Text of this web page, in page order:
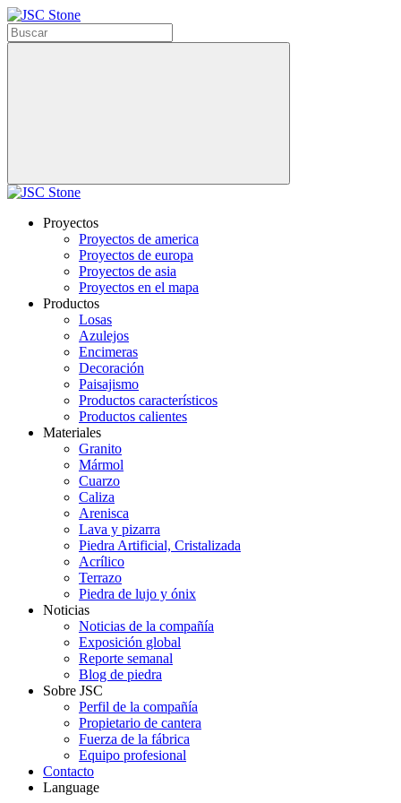
Proyectos
Proyectos de america
Proyectos de europa
Proyectos de asia
Proyectos en el mapa
Productos
Losas
Azulejos
Encimeras
Decoración
Paisajismo
Productos característicos
Productos calientes
Materiales
Granito
Mármol
Cuarzo
Caliza
Arenisca
Lava y pizarra
Piedra Artificial, Cristalizada
Acrílico
Terrazo
Piedra de lujo y ónix
Noticias
Noticias de la compañía
Exposición global
Reporte semanal
Blog de piedra
Sobre JSC
Perfil de la compañía
Propietario de cantera
Fuerza de la fábrica
Equipo profesional
Contacto
Language